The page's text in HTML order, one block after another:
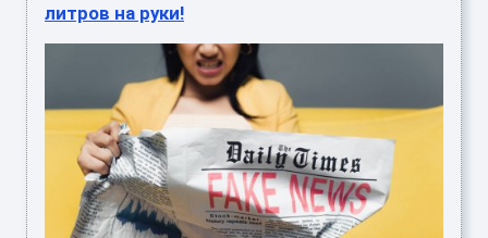
литров на руки!